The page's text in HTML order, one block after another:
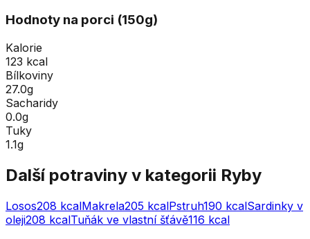
Hodnoty na porci (150g)
Kalorie
123 kcal
Bílkoviny
27.0g
Sacharidy
0.0g
Tuky
1.1g
Další potraviny v kategorii Ryby
Losos208 kcalMakrela205 kcalPstruh190 kcalSardinky v
oleji208 kcalTuňák ve vlastní šťávě116 kcal